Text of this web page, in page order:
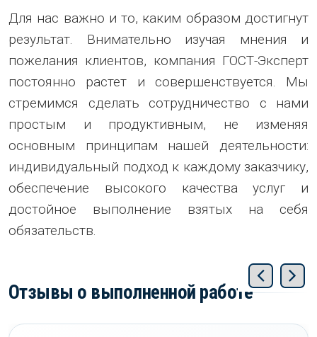
Для нас важно и то, каким образом достигнут
результат. Внимательно изучая мнения и
пожелания клиентов, компания ГОСТ-Эксперт
постоянно растет и совершенствуется. Мы
стремимся сделать сотрудничество с нами
простым и продуктивным, не изменяя
основным принципам нашей деятельности:
индивидуальный подход к каждому заказчику,
обеспечение высокого качества услуг и
достойное выполнение взятых на себя
обязательств.
Отзывы о выполненной работе